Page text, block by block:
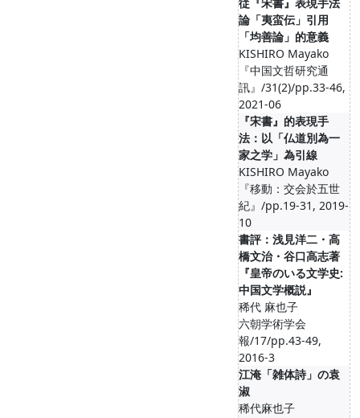
論「夷蛮伝」引用
「均善論」的意義
KISHIRO Mayako
『中国文哲研究通
訊』/31(2)/pp.33-46,
2021-06
『宋書』的表現手
法：以「仏道別為一
家之学」為引線
KISHIRO Mayako
『移動：交会於五世
紀』/pp.19-31, 2019-
10
書評：浅見洋二・高
橋文治・谷口高志著
『皇帝のいる文学史:
中国文学概説』
稀代 麻也子
六朝学術学会
報/17/pp.43-49,
2016-3
江淹「雑体詩」の袁
淑
稀代麻也子